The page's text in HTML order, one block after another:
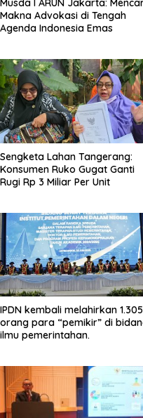
Musda I ARUN Jakarta:
Makna Advokasi di Tengah
Agenda Indonesia Emas
Sengketa Lahan Tangerang:
Konsumen Ruko Gugat Ganti
Rugi Rp 3 Miliar Per Unit
IPDN kembali melahirkan 1.305
orang para “pemikir” di
ilmu pemerintahan.